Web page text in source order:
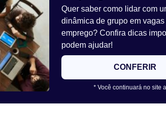
Quer saber como lidar com
dinâmica de grupo em vagas
emprego? Confira dicas
podem ajudar!
CONFERIR
* Você continuará no site